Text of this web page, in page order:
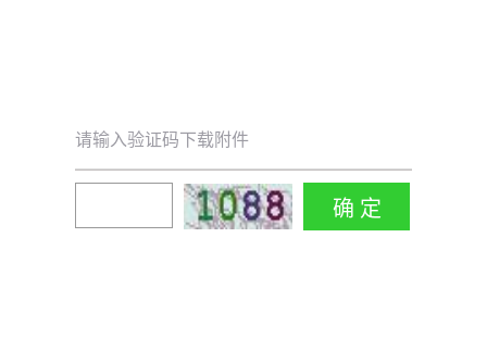
请输入验证码下载附件